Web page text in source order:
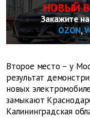
НОВЫЙ
Закажите
OZON,
Второе место – у
результат
новых
замыкают
Калининградская